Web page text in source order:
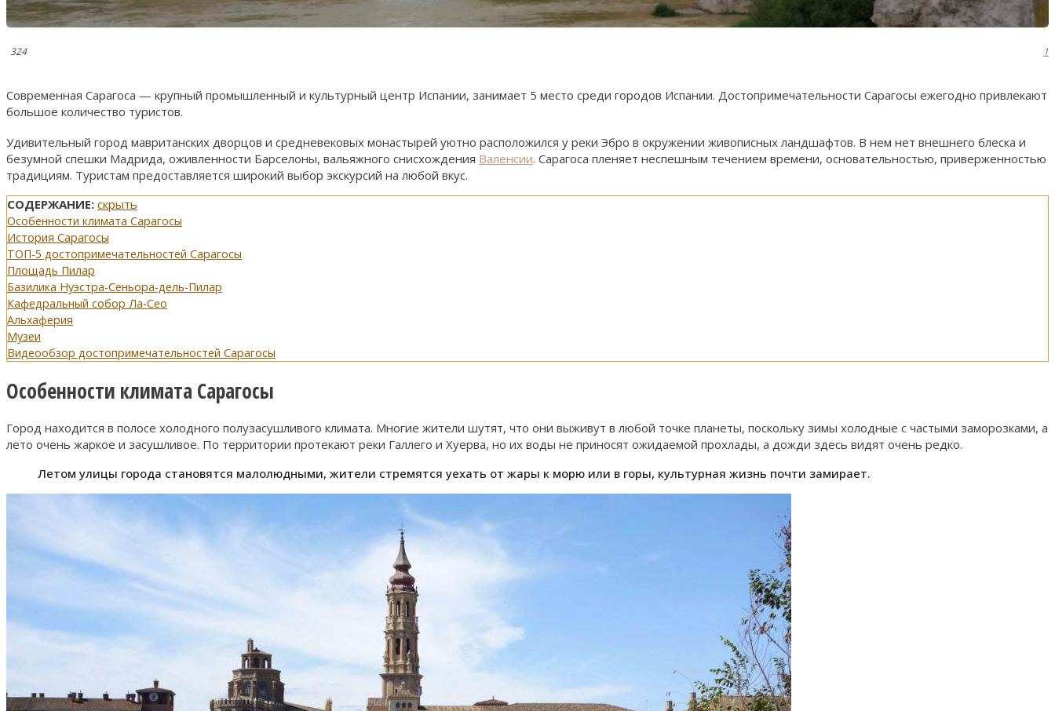
324 1
Современная Сарагоса — крупный промышленный и культурный центр Испании, занимает 5 место среди городов Испании. Достопримечательности Сарагосы ежегодно привлекают
большое количество туристов.
Удивительный город мавританских дворцов и средневековых монастырей уютно расположился у реки Эбро в окружении живописных ландшафтов. В нем нет внешнего блеска и
безумной спешки Мадрида, оживленности Барселоны, вальяжного снисхождения Валенсии. Сарагоса пленяет неспешным течением времени, основательностью, приверженностью
традициям. Туристам предоставляется широкий выбор экскурсий на любой вкус.
СОДЕРЖАНИЕ: скрыть
Особенности климата Сарагосы
История Сарагосы
ТОП-5 достопримечательностей Сарагосы
Площадь Пилар
Базилика Нуэстра-Сеньора-дель-Пилар
Кафедральный собор Ла-Сео
Альхаферия
Музеи
Видеообзор достопримечательностей Сарагосы
Особенности климата Сарагосы
Город находится в полосе холодного полузасушливого климата. Многие жители шутят, что они выживут в любой точке планеты, поскольку зимы холодные с частыми заморозками, а
лето очень жаркое и засушливое. По территории протекают реки Галлего и Хуерва, но их воды не приносят ожидаемой прохлады, а дожди здесь видят очень редко.
Летом улицы города становятся малолюдными, жители стремятся уехать от жары к морю или в горы, культурная жизнь почти замирает.